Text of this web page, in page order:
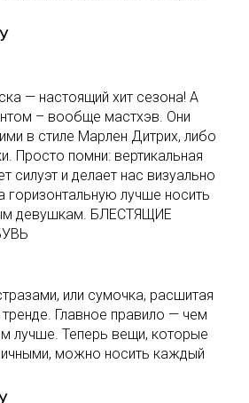
— настоящий хит сезона! А
– вообще мастхэв. Они
в стиле Марлен Дитрих, либо
Просто помни: вертикальная
силуэт и делает нас визуально
горизонтальную лучше носить
девушкам. БЛЕСТЯЩИЕ
или сумочка, расшитая
Главное правило — чем
лучше. Теперь вещи, которые
можно носить каждый